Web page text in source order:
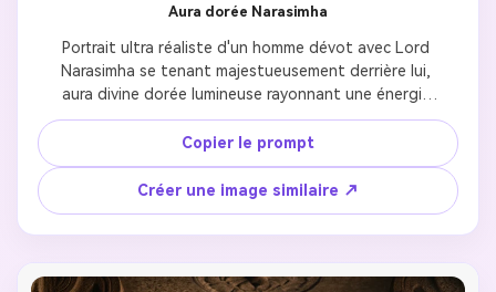
Aura dorée Narasimha
Portrait ultra réaliste d'un homme dévot avec Lord
Narasimha se tenant majestueusement derrière lui,
aura divine dorée lumineuse rayonnant une énergie
de protection, rayons divins perçant à travers un ciel
d'orage dramatique, traits du visage hyper détaillés
montrant la dévotion spirituelle, lumière céleste
créant une lueur éthérée autour de toute la
composition, atmosphère d'orage
cinématographique soulignant le pouvoir divin,
de dévotion capturant l'essence de protection
Copier le prompt
Créer une image similaire ↗